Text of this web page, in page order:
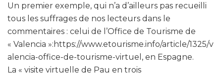
Un premier exemple, qui n’a d’ailleurs pas recueilli
tous les suffrages de nos lecteurs dans le
commentaires : celui de l’Office de Tourisme de
« Valencia »:https://www.etourisme.info/article/1325/v
alencia-office-de-tourisme-virtuel, en Espagne.
La « visite virtuelle de Pau en trois